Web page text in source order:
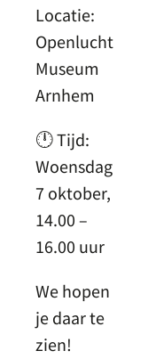
Locatie:
Openlucht
Museum
Arnhem
🕛 Tijd:
Woensdag
7 oktober,
14.00 –
16.00 uur
We hopen
je daar te
zien!